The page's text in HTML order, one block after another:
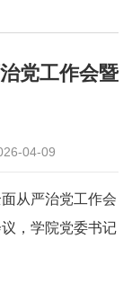
党工作会暨
04-09
从严治党工作会
，学院党委书记